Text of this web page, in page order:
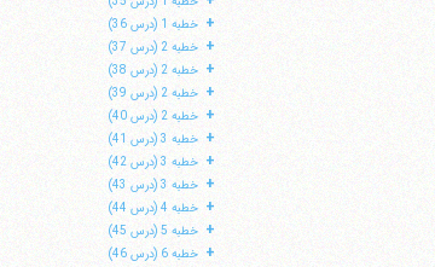
+ خطبه 1 (درس 36)
+ خطبه 2 (درس 37)
+ خطبه 2 (درس 38)
+ خطبه 2 (درس 39)
+ خطبه 2 (درس 40)
+ خطبه 3 (درس 41)
+ خطبه 3 (درس 42)
+ خطبه 3 (درس 43)
+ خطبه 4 (درس 44)
+ خطبه 5 (درس 45)
+ خطبه 6 (درس 46)